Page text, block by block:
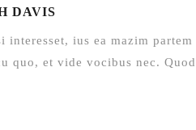
DAVIS
interesset, ius ea mazim
quo, et vide vocibus nec.